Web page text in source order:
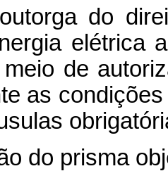
do
elétrica
de
as
do prisma